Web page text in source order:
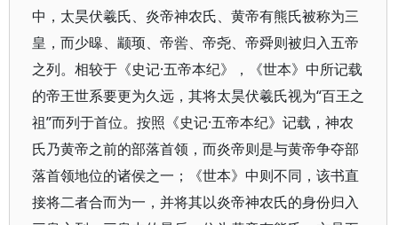
中，太昊伏羲氏、炎帝神农氏、黄帝有熊氏被称为三
皇，而少暤、颛顼、帝喾、帝尧、帝舜则被归入五帝
之列。相较于《史记·五帝本纪》，《世本》中所记载
的帝王世系要更为久远，其将太昊伏羲氏视为“百王之
祖”而列于首位。按照《史记·五帝本纪》记载，神农
氏乃黄帝之前的部落首领，而炎帝则是与黄帝争夺部
落首领地位的诸侯之一；《世本》中则不同，该书直
接将二者合而为一，并将其以炎帝神农氏的身份归入